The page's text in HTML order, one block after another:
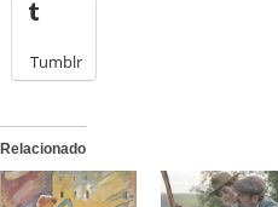
Tumblr
Relacionado